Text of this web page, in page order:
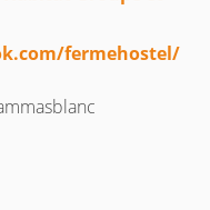
fermehostel/